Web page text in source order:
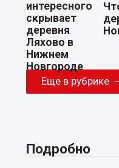
Еще в рубрике
Подробно